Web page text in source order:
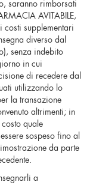
saranno rimborsati
AVITABILE,
costi supplementari
diverso dal
senza indebito
in cui
di recedere dal
utilizzando lo
la transazione
altrimenti; in
quale
sospeso fino al
da parte
a